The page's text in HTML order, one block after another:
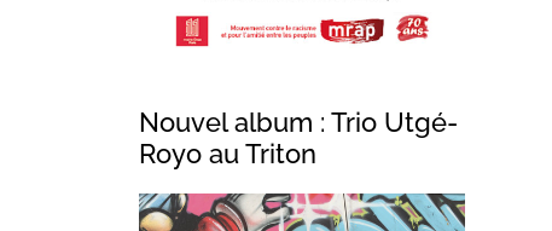
Nouvel album : Trio Utgé-
Royo au Triton